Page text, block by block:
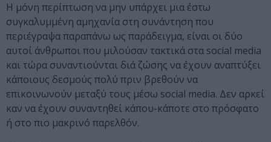
Η μόνη περίπτωση να μην υπάρχει μια έστω
συγκαλυμμένη αμηχανία στη συνάντηση που
περιέγραψα παραπάνω ως παράδειγμα, είναι οι δύο
αυτοί άνθρωποι που μιλούσαν τακτικά στα social media
και τώρα συναντιούνται διά ζώσης να έχουν αναπτύξει
κάποιους δεσμούς πολύ πριν βρεθούν να
επικοινωνούν μεταξύ τους μέσω social media. Δεν αρκεί
καν να έχουν συναντηθεί κάπου-κάποτε στο πρόσφατο
ή στο πιο μακρινό παρελθόν.